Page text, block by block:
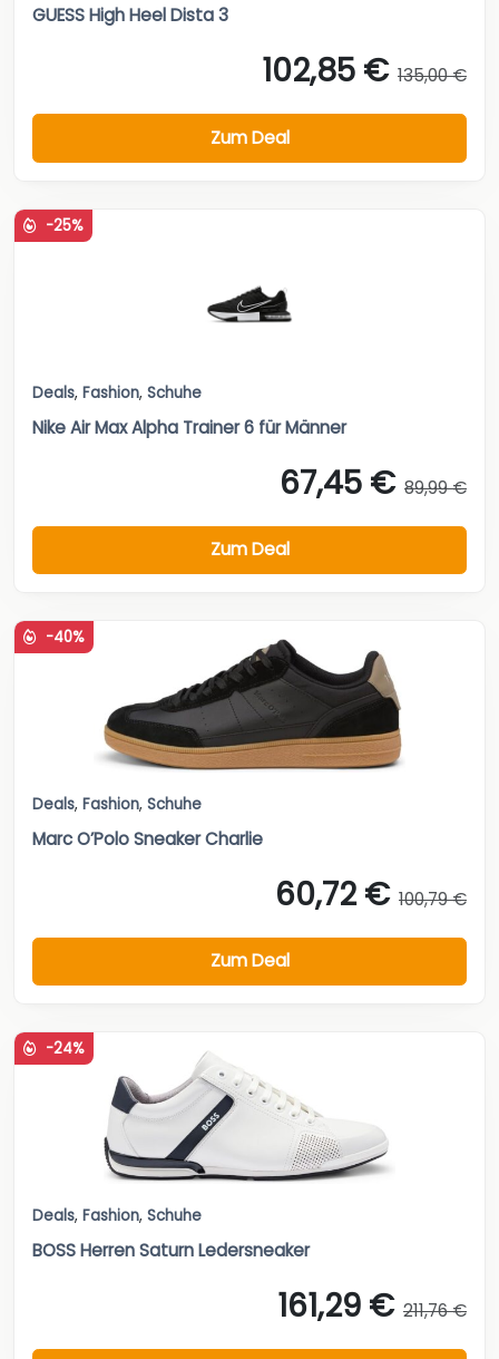
GUESS High Heel Dista 3
102,85 € 135,00 €
Zum Deal
-25%
Deals, Fashion, Schuhe
Nike Air Max Alpha Trainer 6 für Männer
67,45 € 89,99 €
Zum Deal
-40%
Deals, Fashion, Schuhe
Marc O’Polo Sneaker Charlie
60,72 € 100,79 €
Zum Deal
-24%
Deals, Fashion, Schuhe
BOSS Herren Saturn Ledersneaker
161,29 € 211,76 €